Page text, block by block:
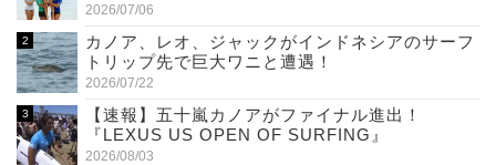
2026/07/06
カノア、レオ、ジャックがインドネシアのサーフ
トリップ先で巨大ワニと遭遇！
2026/07/22
【速報】五十嵐カノアがファイナル進出！
『LEXUS US OPEN OF SURFING』
2026/08/03